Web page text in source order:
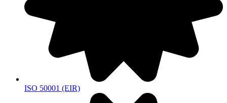
ISO 50001 (EIR)